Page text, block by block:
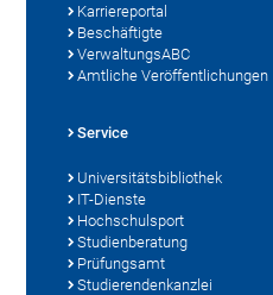
Karriereportal
Beschäftigte
VerwaltungsABC
Amtliche Veröffentlichungen
Service
Universitätsbibliothek
IT-Dienste
Hochschulsport
Studienberatung
Prüfungsamt
Studierendenkanzlei